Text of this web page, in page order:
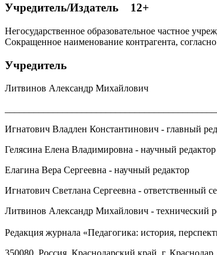
Учредитель/Издатель 12+
Негосударственное образовательное частное
Сокращенное наименование контрагента,
Учредитель
Литвинов Александр Михайлович
Игнатович Владлен Константинович - главный
Гелясина Елена Владимировна - научный редактор
Елагина Вера Сергеевна - научный редактор
Игнатович Светлана Сергеевна - ответственный
Литвинов Александр Михайлович - технический
Редакция журнала «Педагогика: история,